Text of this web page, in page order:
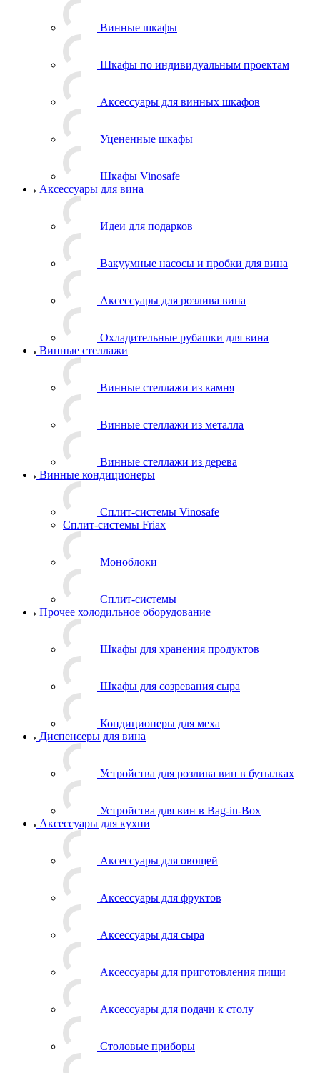
Винные шкафы
Шкафы по индивидуальным проектам
Аксессуары для винных шкафов
Уцененные шкафы
Шкафы Vinosafe
Аксессуары для вина
Идеи для подарков
Вакуумные насосы и пробки для вина
Аксессуары для розлива вина
Охладительные рубашки для вина
Винные стеллажи
Винные стеллажи из камня
Винные стеллажи из металла
Винные стеллажи из дерева
Винные кондиционеры
Сплит-системы Vinosafe
Сплит-системы Friax
Моноблоки
Сплит-системы
Прочее холодильное оборудование
Шкафы для хранения продуктов
Шкафы для созревания сыра
Кондиционеры для меха
Диспенсеры для вина
Устройства для розлива вин в бутылках
Устройства для вин в Bag-in-Box
Аксессуары для кухни
Аксессуары для овощей
Аксессуары для фруктов
Аксессуары для сыра
Аксессуары для приготовления пищи
Аксессуары для подачи к столу
Столовые приборы